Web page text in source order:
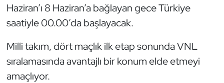
Haziran’ı 8 Haziran’a bağlayan gece Türkiye
saatiyle 00.00’da başlayacak.
Milli takım, dört maçlık ilk etap sonunda VNL
sıralamasında avantajlı bir konum elde etmeyi
amaçlıyor.
Okçuluk
Optimist
Oryantiring